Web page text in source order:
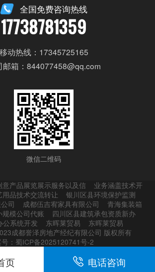
全国免费咨询热线
17738781359
移动热线：17345725165
邮箱：844077458@qq.com
微信二维码
意产品展览展示服务以及信
业务涵盖技术开
品技术交流转让
银川区县环境保护监测
司
成都伍吉宥家具有限公司
青海集装箱
规模公司代账
四川区县建筑承包资质新办
公系统开发
东晖莱贸易
东晖莱贸易
成都誉泽房地产经纪有限公司 版权所有
号：蜀ICP备2025120741号-2
页 电话咨询